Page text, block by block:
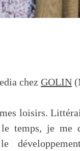
chez GOLIN
loisirs.
temps, je me